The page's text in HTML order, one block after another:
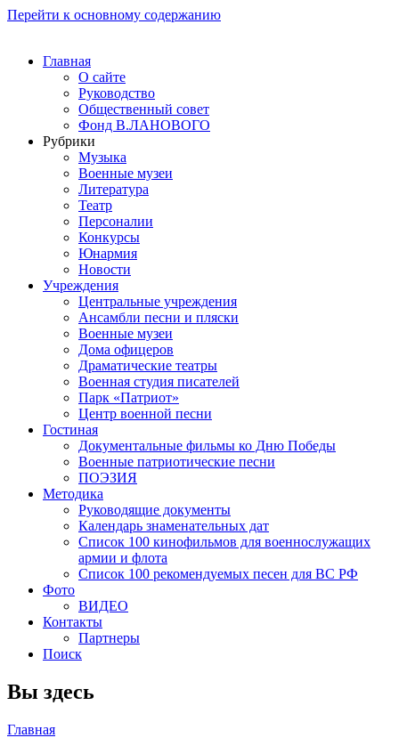
Перейти к основному содержанию
Главная
О сайте
Руководство
Общественный совет
Фонд В.ЛАНОВОГО
Рубрики
Музыка
Военные музеи
Литература
Театр
Персоналии
Конкурсы
Юнармия
Новости
Учреждения
Центральные учреждения
Ансамбли песни и пляски
Военные музеи
Дома офицеров
Драматические театры
Военная студия писателей
Парк «Патриот»
Центр военной песни
Гостиная
Документальные фильмы ко Дню Победы
Военные патриотические песни
ПОЭЗИЯ
Методика
Руководящие документы
Календарь знаменательных дат
Список 100 кинофильмов для военнослужащих
армии и флота
Список 100 рекомендуемых песен для ВС РФ
Фото
ВИДЕО
Контакты
Партнеры
Поиск
Вы здесь
Главная